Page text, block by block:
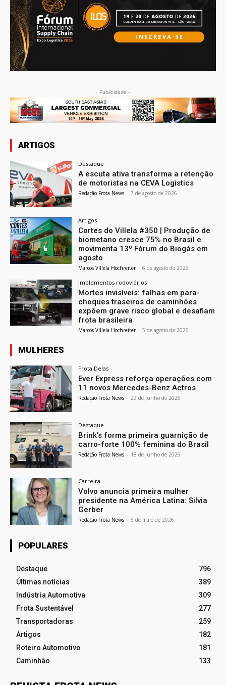
- Publicidade -
ARTIGOS
Destaque
A escuta ativa transforma a retenção
de motoristas na CEVA Logistics
Redação Frota News - 7 de agosto de 2026
Artigos
Cortes do Villela #350 | Produção de
biometano cresce 75% no Brasil e
movimenta 13º Fórum do Biogás em
agosto
Marcos Villela Hochreiter - 6 de agosto de 2026
Implementos rodoviários
Mortes invisíveis: falhas em para-
choques traseiros de caminhões
expõem grave risco global e desafiam
frota brasileira
Marcos Villela Hochreiter - 5 de agosto de 2026
MULHERES
Frota Delas
Ever Express reforça operações com
11 novos Mercedes-Benz Actros
Redação Frota News - 29 de junho de 2026
Destaque
Brink’s forma primeira guarnição de
carro-forte 100% feminina do Brasil
Redação Frota News - 18 de junho de 2026
Carreira
Volvo anuncia primeira mulher
presidente na América Latina: Silvia
Gerber
Redação Frota News - 6 de maio de 2026
POPULARES
Destaque
796
Últimas notícias
389
Indústria Automotiva
309
Frota Sustentável
277
Transportadoras
259
Artigos
182
Roteiro Automotivo
181
Caminhão
133